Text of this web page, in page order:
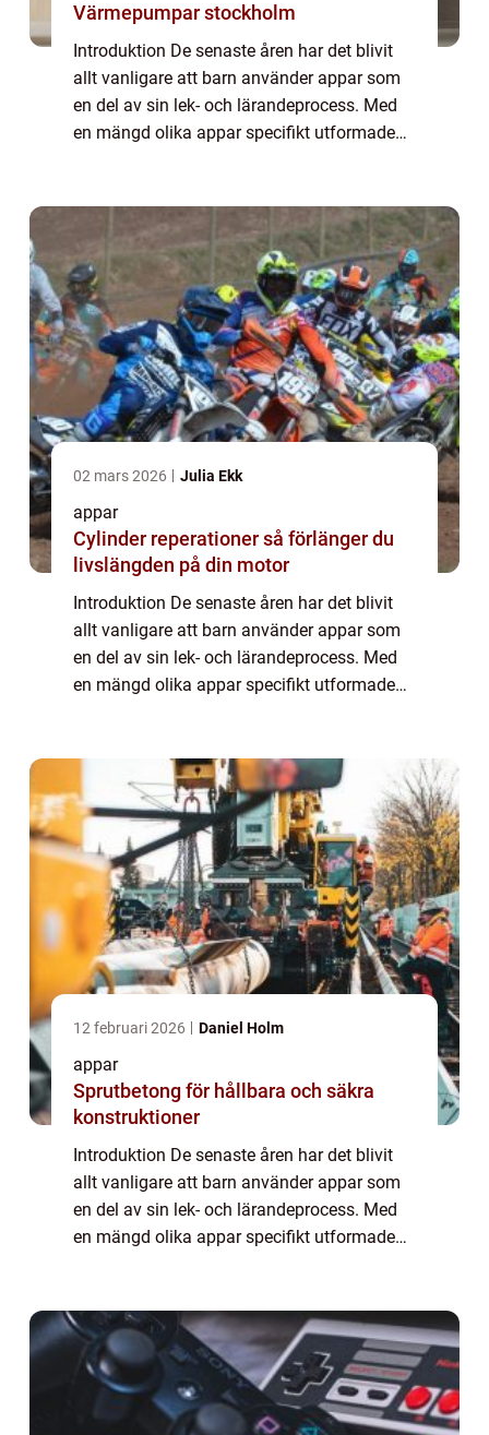
Värmepumpar stockholm
Introduktion De senaste åren har det blivit
allt vanligare att barn använder appar som
en del av sin lek- och lärandeprocess. Med
en mängd olika appar specifikt utformade
02 mars 2026 Julia Ekk
appar
Cylinder reperationer så förlänger du
livslängden på din motor
Introduktion De senaste åren har det blivit
allt vanligare att barn använder appar som
en del av sin lek- och lärandeprocess. Med
en mängd olika appar specifikt utformade
12 februari 2026 Daniel Holm
appar
Sprutbetong för hållbara och säkra
konstruktioner
Introduktion De senaste åren har det blivit
allt vanligare att barn använder appar som
en del av sin lek- och lärandeprocess. Med
en mängd olika appar specifikt utformade